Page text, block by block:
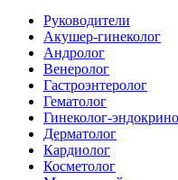
Руководители
Акушер-гинеколог
Андролог
Венеролог
Гастроэнтеролог
Гематолог
Гинеколог-
Дерматолог
Кардиолог
Косметолог